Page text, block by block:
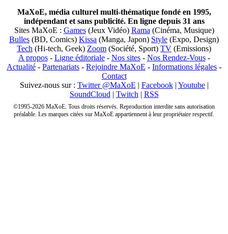
MaXoE, média culturel multi-thématique fondé en 1995,
indépendant et sans publicité. En ligne depuis 31 ans
Sites MaXoE : Games(Jeux Vidéo) Rama (Cinéma, Musique)
Bulles (BD, Comics) Kissa (Manga, Japon) Style (Expo, Design)
Tech (Hi-tech, Geek) Zoom (Société, Sport) TV (Emissions)
A propos- Ligne éditoriale- Nos sites- Nos Rendez-Vous-
Actualité - Partenariats - Rejoindre MaXoE - Informations légales -
Contact
Suivez-nous sur : Twitter @MaXoE | Facebook| Youtube|
SoundCloud | Twitch | RSS
©1995-2026 MaXoE. Tous droits réservés. Reproduction interdite sans autorisation
préalable. Les marques citées sur MaXoE appartiennent à leur propriétaire respectif.